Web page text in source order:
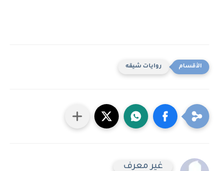
روايات شيقه
غير معرف